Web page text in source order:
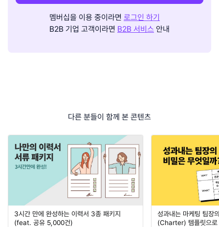
멤버십을 이용 중이라면 로그인 하기
B2B 기업 고객이라면 B2B 서비스 안내
다른 분들이 함께 본 콘텐츠
3시간 만에 완성하는 이력서 3종 패키지
(feat. 공유 5,000건)
성과내는 마케팅 팀장
(Charter) 템플릿으로